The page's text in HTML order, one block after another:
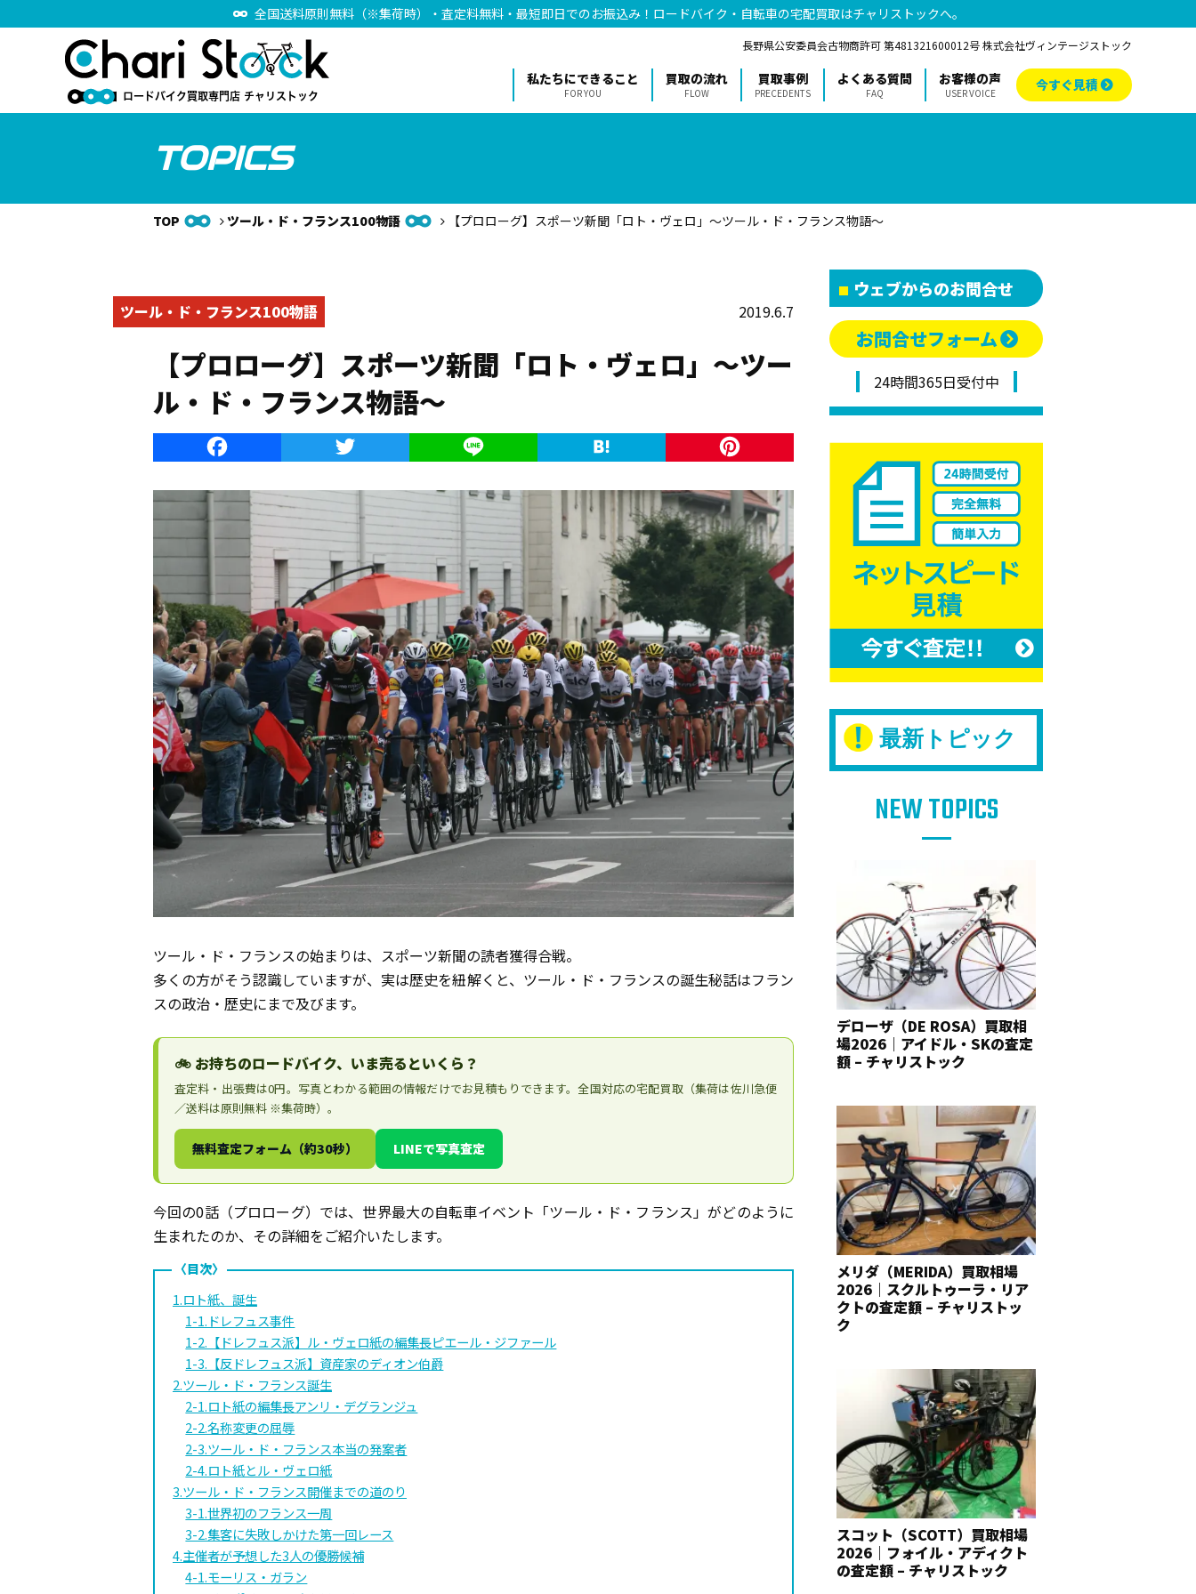
全国送料原則無料（※集荷時）・査定料無料・最短即日でのお振込み！ロードバイク・自転車の宅配買取はチャリストックへ。
長野県公安委員会古物商許可 第481321600012号 株式会社ヴィンテージストック
私たちにできること
FOR YOU
買取の流れ
FLOW
買取事例
PRECEDENTS
よくある質問
FAQ
お客様の声
USER VOICE 今すぐ見積
TOPICS
TOP ツール・ド・フランス100物語 【プロローグ】スポーツ新聞「ロト・ヴェロ」〜ツール・ド・フランス物語〜
ツール・ド・フランス100物語 2019.6.7
【プロローグ】スポーツ新聞「ロト・ヴェロ」〜ツー
ル・ド・フランス物語〜
FacebookTwitter Line Hatena Pinterest
ツール・ド・フランスの始まりは、スポーツ新聞の読者獲得合戦。
多くの方がそう認識していますが、実は歴史を紐解くと、ツール・ド・フランスの誕生秘話はフラン
スの政治・歴史にまで及びます。
🚲 お持ちのロードバイク、いま売るといくら？
査定料・出張費は0円。写真とわかる範囲の情報だけでお見積もりできます。全国対応の宅配買取（集荷は佐川急便
／送料は原則無料 ※集荷時）。
無料査定フォーム（約30秒） LINEで写真査定
今回の0話（プロローグ）では、世界最大の自転車イベント「ツール・ド・フランス」がどのように
生まれたのか、その詳細をご紹介いたします。
1.ロト紙、誕生
1-1.ドレフュス事件
1-2.【ドレフュス派】ル・ヴェロ紙の編集長ピエール・ジファール
1-3.【反ドレフュス派】資産家のディオン伯爵
2.ツール・ド・フランス誕生
2-1.ロト紙の編集長アンリ・デグランジュ
2-2.名称変更の屈辱
2-3.ツール・ド・フランス本当の発案者
2-4.ロト紙とル・ヴェロ紙
3.ツール・ド・フランス開催までの道のり
3-1.世界初のフランス一周
3-2.集客に失敗しかけた第一回レース
4.主催者が予想した3人の優勝候補
4-1.モーリス・ガラン
ウェブからのお問合せ
お問合せフォーム
24時間365日受付中
最新トピック
NEW TOPICS
デローザ（DE ROSA）買取相
場2026｜アイドル・SKの査定
額 – チャリストック
メリダ（MERIDA）買取相場
2026｜スクルトゥーラ・リア
クトの査定額 – チャリストッ
ク
スコット（SCOTT）買取相場
2026｜フォイル・アディクト
の査定額 – チャリストック